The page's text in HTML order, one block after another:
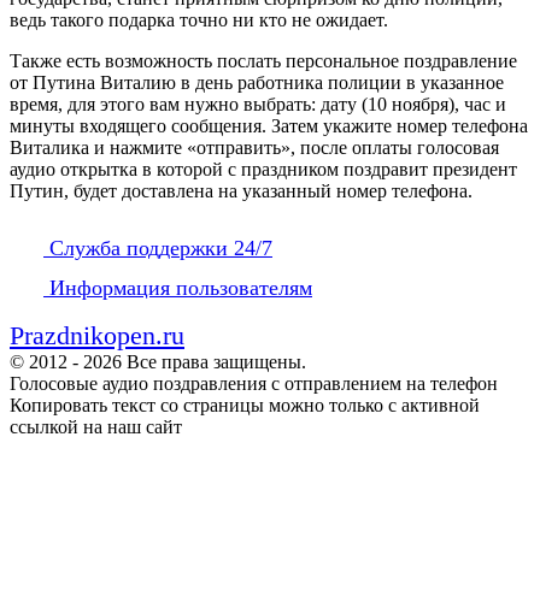
ведь такого подарка точно ни кто не ожидает.
Также есть возможность послать персональное поздравление
от Путина Виталию в день работника полиции в указанное
время, для этого вам нужно выбрать: дату (10 ноября), час и
минуты входящего сообщения. Затем укажите номер телефона
Виталика и нажмите «отправить», после оплаты голосовая
аудио открытка в которой с праздником поздравит президент
Путин, будет доставлена на указанный номер телефона.
Служба поддержки 24/7
Информация пользователям
Prazdnikopen.ru
© 2012 - 2026 Все права защищены.
Голосовые аудио поздравления с отправлением на телефон
Копировать текст со страницы можно только с активной
ссылкой на наш сайт